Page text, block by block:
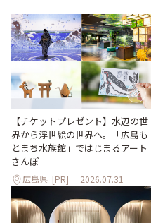
【チケットプレゼント】水辺の世
界から浮世絵の世界へ。「広島も
とまち水族館」ではじまるアート
さんぽ
広島県 [PR] 2026.07.31